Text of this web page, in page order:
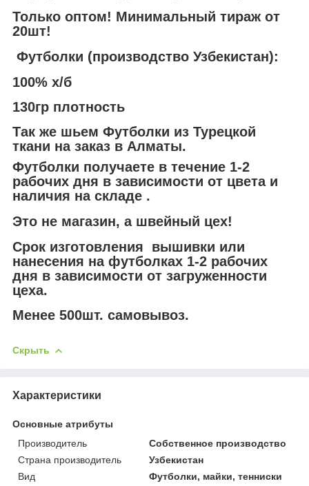
Только оптом! Минимальный тираж от
20шт!
Футболки (производство Узбекистан):
100% х/б
130гр плотность
Так же шьем Футболки из Турецкой
ткани на заказ в Алматы.
Футболки получаете в течение 1-2
рабочих дня в зависимости от цвета и
наличия на складе .
Это не магазин, а швейный цех!
Срок изготовления вышивки или
нанесения на футболках 1-2 рабочих
дня в зависимости от загруженности
цеха.
Менее 500шт. самовывоз.
Скрыть
Характеристики
Основные атрибуты
Производитель
Собственное производство
Страна производитель
Узбекистан
Вид
Футболки, майки, тенниски